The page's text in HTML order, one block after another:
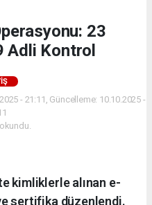
23
Adli Kontrol
- 21:11, Güncelleme: 10.10.2025 -
kimliklerle alınan e-
sertifika düzenlendi.